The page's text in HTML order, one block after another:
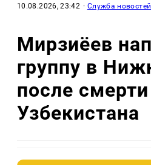
10.08.2026, 23:42 · Служба новостей
Мирзиёев
группу в
после
Узбекистана